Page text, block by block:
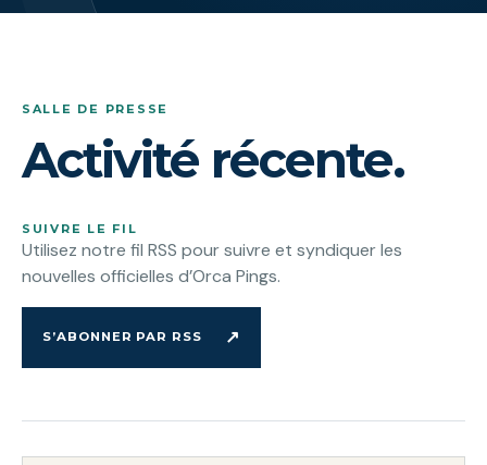
SALLE DE PRESSE
Activité récente.
SUIVRE LE FIL
Utilisez notre fil RSS pour suivre et syndiquer les
nouvelles officielles d’Orca Pings.
S’ABONNER PAR RSS ↗